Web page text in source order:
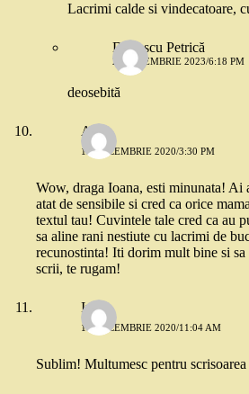
Lacrimi calde si vindecatoare,
Donescu Petrică
24 NOIEMBRIE 2023/6:18 PM
deosebită
Anca
15 DECEMBRIE 2020/3:30 PM
Wow, draga Ioana, esti minunata! Ai
atat de sensibile si cred ca orice
textul tau! Cuvintele tale cred ca au
sa aline rani nestiute cu lacrimi de
recunostinta! Iti dorim mult bine si sa
scrii, te rugam!
Iulia
16 DECEMBRIE 2020/11:04 AM
Sublim! Multumesc pentru scrisoarea